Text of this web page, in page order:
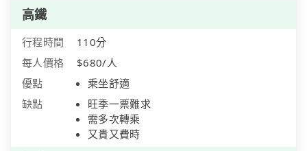
高鐵
行程時間
110分
每人價格
$680/人
優點
乘坐舒適
缺點
旺季一票難求
需多次轉乘
又貴又費時